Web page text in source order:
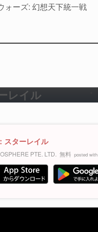
ーズ: 幻想天下統一戦
レイル
スターレイル
PTE. LTD. 無料 posted with